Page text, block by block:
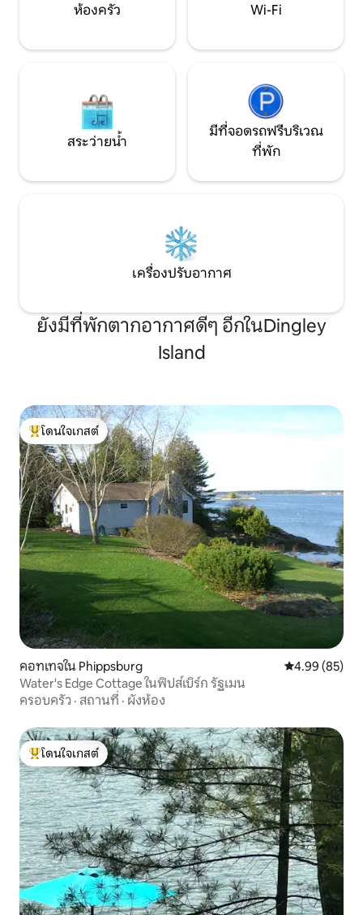
ห้องครัว Wi-Fi
สระว่ายน้ำ
มีที่จอดรถฟรีบริเวณ
ที่พัก
เครื่องปรับอากาศ
ยังมีที่พักตากอากาศดีๆ อีกในDingley
Island
โดนใจเกสต์ที่สุด
โดนใจเกสต์
คอทเทจใน Phippsburg คะแนนเฉลี่ย
4.99 (85)
Water's Edge Cottage ในฟิปส์เบิร์ก รัฐเมน
ครอบครัว · สถานที่ · ผังห้อง
โดนใจเกสต์ที่สุด
โดนใจเกสต์